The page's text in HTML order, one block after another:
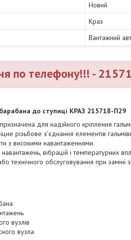
Новий
Краз
Вантажний
по телефону!!! -
до ступиці КРАЗ 215718-П29
для надійного кріплення
різьбове з’єднання елементів
з високими навантаженнями.
вібрацій і температурних
технічного обслуговування при
вузлів
вузла